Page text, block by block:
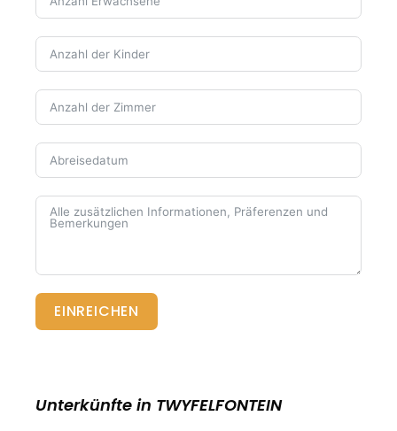
EINREICHEN
Unterkünfte in TWYFELFONTEIN